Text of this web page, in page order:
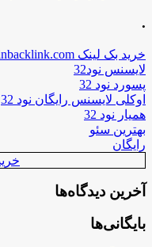
.
خرید بک لینک behtarinbacklink.com
لایسنس نود32
پسورد نود 32
اوکلی لایسنس رایگان نود 32
همیار نود 32
بهترین سئو
رایگان
آخرین دیدگاه‌ها
بایگانی‌ها